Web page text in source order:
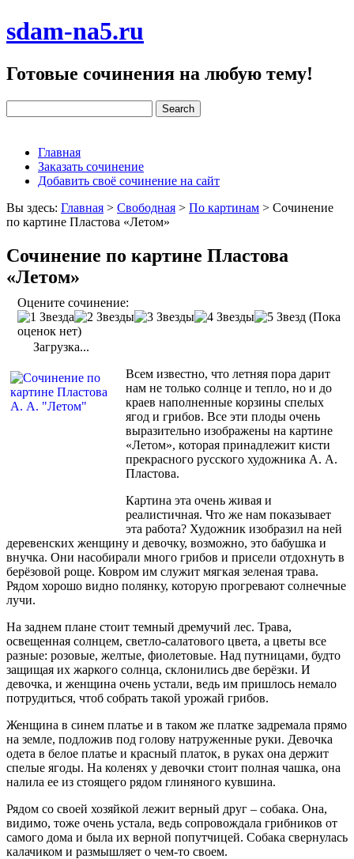
sdam-na5.ru
Готовые сочинения на любую тему!
Главная
Заказать сочинение
Добавить своё сочинение на сайт
Вы здесь: Главная > Свободная > По картинам > Сочинение
по картине Пластова «Летом»
Сочинение по картине Пластова
«Летом»
Оцените сочинение:
(Пока
оценок нет)
Загрузка...
Всем известно, что летняя пора дарит
нам не только солнце и тепло, но и до
краев наполненные корзины спелых
ягод и грибов. Все эти плоды очень
выразительно изображены на картине
«Летом», которая принадлежит кисти
прекрасного русского художника А. А.
Пластова.
Картина эта очень живая и
реалистичная. Что же нам показывает
эта работа? Художник изобразил на ней
деревенских женщину и девочку, возможно, это бабушка и
внучка. Они насобирали много грибов и присели отдохнуть в
берёзовой роще. Ковром им служит мягкая зеленая трава.
Рядом хорошо видно полянку, которую прогревают солнечные
лучи.
На заднем плане стоит темный дремучий лес. Трава,
освещенная солнцем, светло-салатового цвета, а цветы все
разные: розовые, желтые, фиолетовые. Над путницами, будто
защищая их жаркого солнца, склонились две берёзки. И
девочка, и женщина очень устали, ведь им пришлось немало
потрудиться, чтоб собрать такой урожай грибов.
Женщина в синем платье и в таком же платке задремала прямо
на земле, подложив под голову натруженные руки. Девочка
одета в белое платье и красный платок, в руках она держит
спелые ягоды. На коленях у девочки стоит полная чашка, она
налила ее из стоящего рядом глиняного кувшина.
Рядом со своей хозяйкой лежит верный друг – собака. Она,
видимо, тоже очень устала, ведь сопровождала грибников от
самого дома и была их верной попутчицей. Собака свернулась
калачиком и размышляет о чем-то своем.